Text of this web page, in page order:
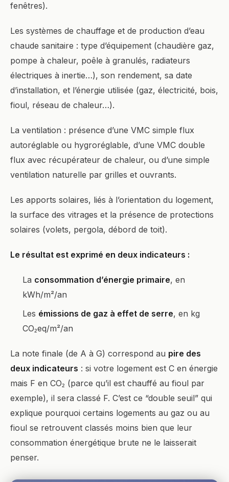
fenêtres).
Les systèmes de chauffage et de production d’eau
chaude sanitaire : type d’équipement (chaudière gaz,
pompe à chaleur, poêle à granulés, radiateurs
électriques à inertie…), son rendement, sa date
d’installation, et l’énergie utilisée (gaz, électricité, bois,
fioul, réseau de chaleur…).
La ventilation : présence d’une VMC simple flux
autoréglable ou hygroréglable, d’une VMC double
flux avec récupérateur de chaleur, ou d’une simple
ventilation naturelle par grilles et ouvrants.
Les apports solaires, liés à l’orientation du logement,
la surface des vitrages et la présence de protections
solaires (volets, pergola, débord de toit).
Le résultat est exprimé en deux indicateurs :
La consommation d’énergie primaire, en
kWh/m²/an
Les émissions de gaz à effet de serre, en kg
CO₂eq/m²/an
La note finale (de A à G) correspond au pire des
deux indicateurs : si votre logement est C en énergie
mais F en CO₂ (parce qu’il est chauffé au fioul par
exemple), il sera classé F. C’est ce “double seuil” qui
explique pourquoi certains logements au gaz ou au
fioul se retrouvent classés moins bien que leur
consommation énergétique brute ne le laisserait
penser.